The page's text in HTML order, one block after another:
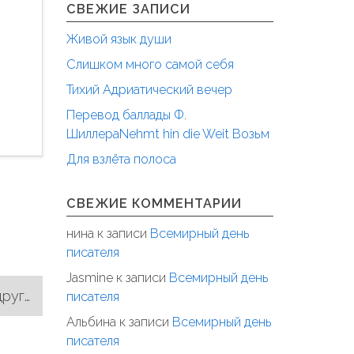
СВЕЖИЕ ЗАПИСИ
Живой язык души
Слишком много самой себя
Тихий Адриатический вечер
Перевод баллады Ф.
ШиллераNehmt hin die Weit Возьм
Для взлёта полоса
СВЕЖИЕ КОММЕНТАРИИ
нина к записи Всемирный день
писателя
Jasmineк записи Всемирный день
писателя
Альбинак записи Всемирный день
писателя